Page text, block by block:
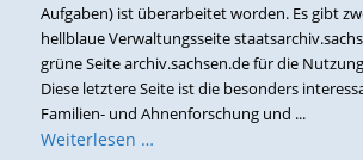
Aufgaben) ist überarbeitet worden. Es gibt
hellblaue Verwaltungsseite
grüne Seite archiv.sachsen.de für die
Diese letztere Seite ist die besonders
Familien- und Ahnenforschung und ...
Weiterlesen …